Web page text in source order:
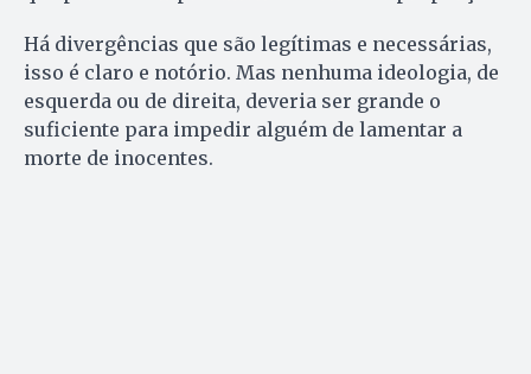
Há divergências que são legítimas e necessárias,
isso é claro e notório. Mas nenhuma ideologia, de
esquerda ou de direita, deveria ser grande o
suficiente para impedir alguém de lamentar a
morte de inocentes.